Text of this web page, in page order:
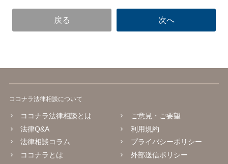
ココナラ法律相談について
ココナラ法律相談とは
法律Q&A
法律相談コラム
ココナラとは
ご意見・ご要望
利用規約
プライバシーポリシー
外部送信ポリシー